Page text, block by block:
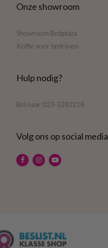
Onze showroom
Showroom Bobplaza
Koffie voor bedrijven
Hulp nodig?
Bel naar 023-5282218
Volg ons op social media